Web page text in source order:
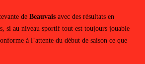
de Beauvaisavec des résultats en
si au niveau sportif tout est toujours jouable
à l’attente du début de saison ce que